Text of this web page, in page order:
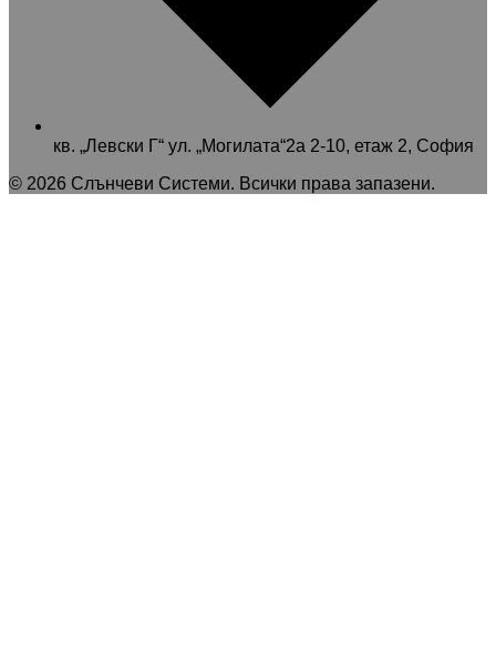
кв. „Левски Г“ ул. „Могилата“2а 2-10, етаж 2, София
© 2026 Слънчеви Системи. Всички права запазени.